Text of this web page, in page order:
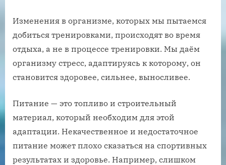
Изменения в организме, которых мы пытаемся
добиться тренировками, происходят во время
отдыха, а не в процессе тренировки. Мы даём
организму стресс, адаптируясь к которому, он
становится здоровее, сильнее, выносливее.
Питание — это топливо и строительный
материал, который необходим для этой
адаптации. Некачественное и недостаточное
питание может плохо сказаться на спортивных
результатах и здоровье. Например, слишком